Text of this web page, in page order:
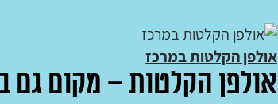
אולפן הקלטות במרכז
אולפן הקלטות – מקום גם